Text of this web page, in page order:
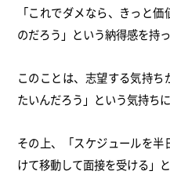
「これでダメなら、きっと
のだろう」という納得感を持
このことは、志望する気持
たいんだろう」という気持ち
その上、「スケジュールを
けて移動して面接を受ける」